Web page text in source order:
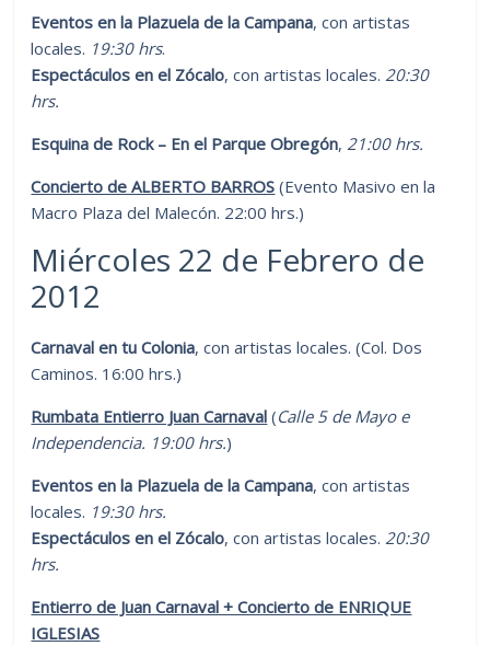
Eventos en la Plazuela de la Campana, con artistas
locales. 19:30 hrs.
Espectáculos en el Zócalo, con artistas locales. 20:30
hrs.
Esquina de Rock – En el Parque Obregón, 21:00 hrs.
Concierto de ALBERTO BARROS (Evento Masivo en la
Macro Plaza del Malecón. 22:00 hrs.)
Miércoles 22 de Febrero de
2012
Carnaval en tu Colonia, con artistas locales. (Col. Dos
Caminos. 16:00 hrs.)
Rumbata Entierro Juan Carnaval (Calle 5 de Mayo e
Independencia. 19:00 hrs.)
Eventos en la Plazuela de la Campana, con artistas
locales. 19:30 hrs.
Espectáculos en el Zócalo, con artistas locales. 20:30
hrs.
Entierro de Juan Carnaval + Concierto de ENRIQUE
IGLESIAS